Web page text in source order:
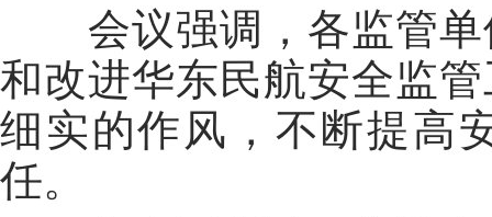
会议强调，各监管单
和改进华东民航安全监
细实的作风，不断提高
任。